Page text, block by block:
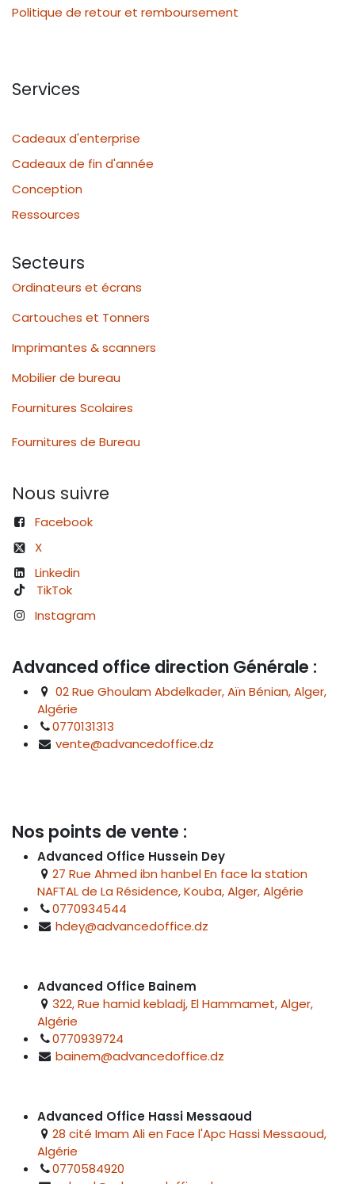
Politique de retour et remboursement
Services
Cadeaux d'enterprise
Cadeaux de fin d'année
Conception
Ressources
Secteurs
Ordinateurs et écrans
Cartouches et Tonners
Imprimantes & scanners
Mobilier de bureau
Fournitures Scolaires
Fournitures de Bureau
Nous suivre
Facebook
X
Linkedin
TikTok
Instagram
Advanced office direction Générale :
02 Rue Ghoulam Abdelkader, Aïn Bénian, Alger,
Algérie
0770131313
vente@advancedoffice.dz
Nos points de vente :
Advanced Office Hussein Dey
27 Rue Ahmed ibn hanbel En face la station
NAFTAL de La Résidence, Kouba, Alger, Algérie
0770934544
hdey@advancedoffice.dz
Advanced Office Bainem
322, Rue hamid kebladj, El Hammamet, Alger,
Algérie
0770939724
bainem@advancedoffice.dz
Advanced Office Hassi Messaoud
28 cité Imam Ali en Face l'Apc Hassi Messaoud,
Algérie
0770584920